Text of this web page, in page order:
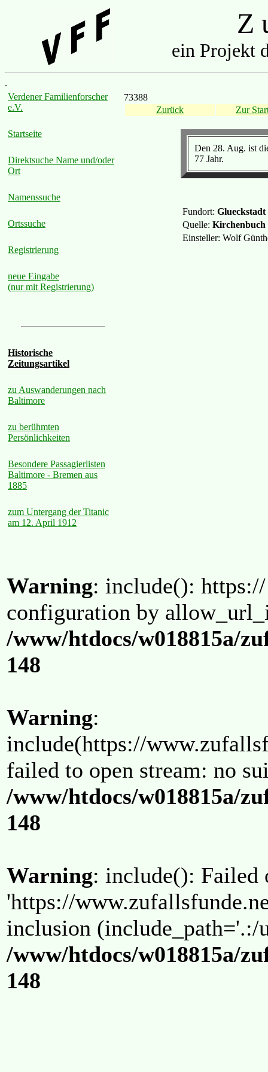
Z
ein Projekt
.
Verdener Familienforscher
e.V.
Startseite
Direktsuche Name und/oder
Ort
Namenssuche
Ortssuche
Registrierung
neue Eingabe
(nur mit Registrierung)
Historische
Zeitungsartikel
zu Auswanderungen nach
Baltimore
zu berühmten
Persönlichkeiten
Besondere Passagierlisten
Baltimore - Bremen aus
1885
zum Untergang der Titanic
am 12. April 1912
73388
Zurück
Zur
Den 28. Aug. ist
77 Jahr.
Fundort: Glueckstadt
Quelle: Kirchenbuch
Einsteller: Wolf
Warning: include():
configuration by
/www/htdocs/w018815a/
148
Warning:
include(https://
failed to open stream: no
/www/htdocs/w018815a/
148
Warning: include(): Failed
'https://
inclusion (include_path='.:/
/www/htdocs/w018815a/
148